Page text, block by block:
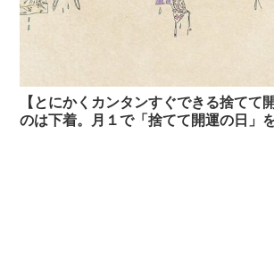
【とにかくカンタンすぐできる捨てて
のは下着。月１で「捨てて開運の日」